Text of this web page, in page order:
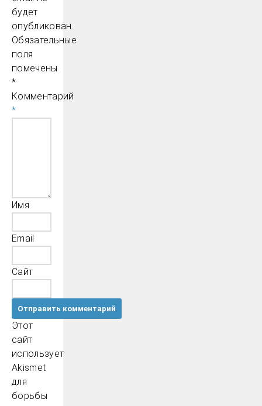
будет
опубликован.
Обязательные
поля
помечены
*
Комментарий
*
Имя
Email
Сайт
Этот
сайт
использует
Akismet
для
борьбы